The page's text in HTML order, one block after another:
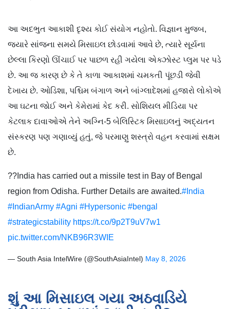
આ અદભુત આકાશી દૃશ્ય કોઈ સંયોગ નહોતો. વિજ્ઞાન મુજબ,
જ્યારે સાંજના સમયે મિસાઇલ છોડવામાં આવે છે, ત્યારે સૂર્યના
છેલ્લા કિરણો ઊંચાઈ પર પાછળ રહી ગયેલા એક્ઝોસ્ટ પ્લુમ પર પડે
છે. આ જ કારણ છે કે તે કાળા આકાશમાં ચમકતી પૂંછડી જેવી
દેખાય છે. ઓડિશા, પશ્ચિમ બંગાળ અને બાંગ્લાદેશમાં હજારો લોકોએ
આ ઘટના જોઈ અને કેમેરામાં કેદ કરી. સોશિયલ મીડિયા પર
કેટલાક દાવાઓએ તેને અગ્નિ-5 બેલિસ્ટિક મિસાઇલનું અદ્યતન
સંસ્કરણ પણ ગણાવ્યું હતું, જે પરમાણુ શસ્ત્રો વહન કરવામાં સક્ષમ
છે.
??India has carried out a missile test in Bay of Bengal
region from Odisha. Further Details are awaited.#India
#IndianArmy #Agni #Hypersonic #bengal
#strategicstability https://t.co/9p2T9uV7w1
pic.twitter.com/NKB96R3WIE
— South Asia IntelWire (@SouthAsiaIntel) May 8, 2026
શું આ મિસાઇલ ગયા અઠવાડિયે